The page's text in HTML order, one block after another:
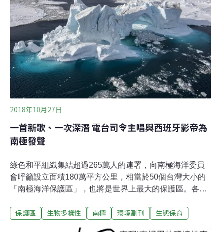
才能細緻的體會。過去許多遊客來到此地不懂得欣賞這份
寂靜，甚至會拿著收音機沿途播放，有些團體還會用擴音
喇叭來進行導覽，因此，在林務局羅東林管處的規劃下，
全世界第一條「寂靜山徑」，即將從翠峰湖畔的環湖步道
展開，也意味台灣的保育思潮，已經進入到下一個階段，
也就是從「地景保育」到「聲景保育」的時代。正
2018年10月27日
一首新歌、一次深潛 電台司令主唱與西班牙影帝為
南極發聲
綠色和平組織集結超過265萬人的連署，向南極海洋委員
會呼籲設立面積180萬平方公里，相當於50個台灣大小的
「南極海洋保護區」，也將是世界上最大的保護區。各國
極海洋會議討論這項由歐盟發起的提案，內容為在南極
保護區 生物多樣性 南極 環境副刊 生態保育